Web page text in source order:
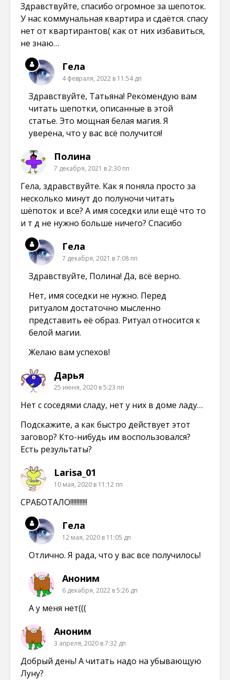
Здравствуйте, спасибо огромное за шепоток.
У нас коммунальная квартира и сдаётся. спасу
нет от квартирантов( как от них избавиться,
не знаю…
Гела
4 февраля, 2022 в 11:54 дп
Здравствуйте, Татьяна! Рекомендую вам
читать шепотки, описанные в этой
статье. Это мощная белая магия. Я
уверена, что у вас всё получится!
Полина
7 декабря, 2021 в 2:30 пп
Гела, здравствуйте. Как я поняла просто за
несколько минут до полуночи читать
шёпоток и все? А имя соседки или ещё что то
и т д не нужно больше ничего? Спасибо
Гела
7 декабря, 2021 в 7:08 пп
Здравствуйте, Полина! Да, всё верно.
Нет, имя соседки не нужно. Перед
ритуалом достаточно мысленно
представить её образ. Ритуал относится к
белой магии.
Желаю вам успехов!
Дарья
25 июня, 2020 в 5:23 пп
Нет с соседями сладу, нет у них в доме ладу…
Подскажите, а как быстро действует этот
заговор? Кто-нибудь им воспользовался?
Есть результаты?
Larisa_01
10 мая, 2020 в 11:12 пп
СРАБОТАЛО!!!!!!!!!!!
Гела
12 мая, 2020 в 11:05 дп
Отлично. Я рада, что у вас все получилось!
Аноним
6 декабря, 2022 в 5:26 дп
А у меня нет(((
Аноним
3 апреля, 2020 в 7:32 дп
Добрый день! А читать надо на убывающую
Луну?